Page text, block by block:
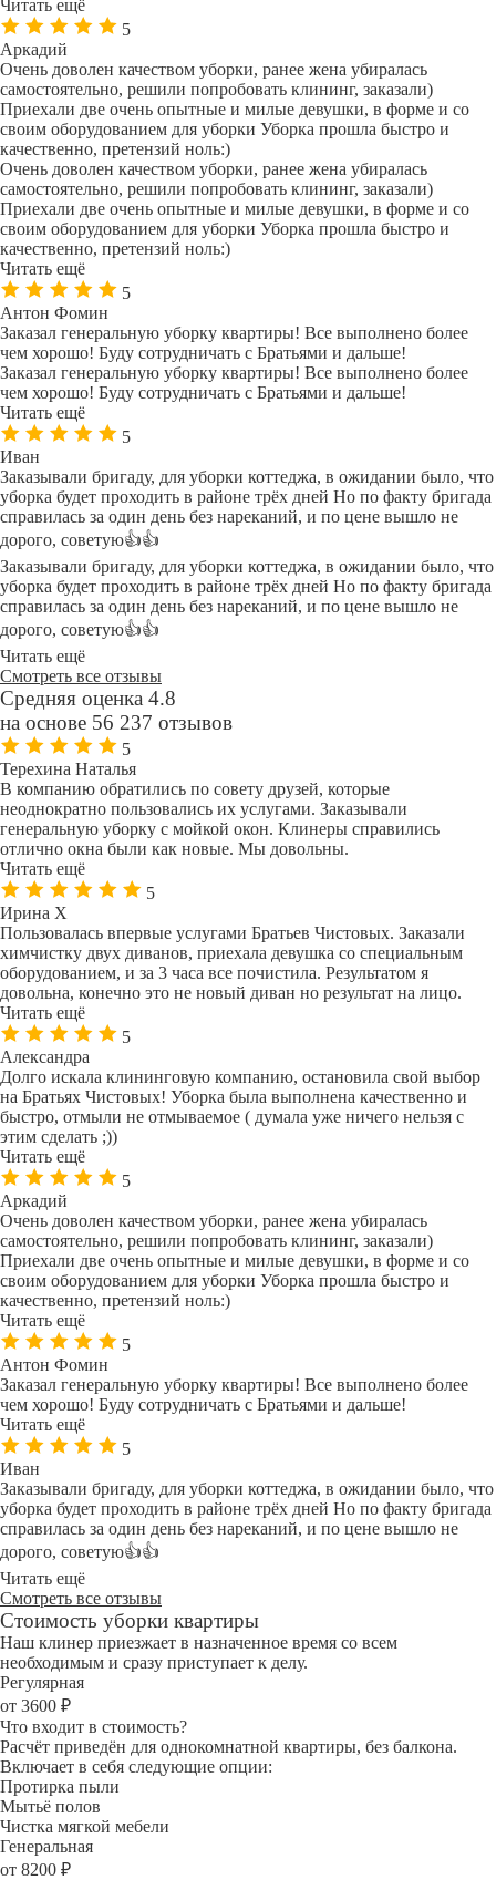
Читать ещё
5
Аркадий
Очень доволен качеством уборки, ранее жена убиралась
самостоятельно, решили попробовать клининг, заказали)
Приехали две очень опытные и милые девушки, в форме и со
своим оборудованием для уборки Уборка прошла быстро и
качественно, претензий ноль:)
Очень доволен качеством уборки, ранее жена убиралась
самостоятельно, решили попробовать клининг, заказали)
Приехали две очень опытные и милые девушки, в форме и со
своим оборудованием для уборки Уборка прошла быстро и
качественно, претензий ноль:)
Читать ещё
5
Антон Фомин
Заказал генеральную уборку квартиры! Все выполнено более
чем хорошо! Буду сотрудничать с Братьями и дальше!
Заказал генеральную уборку квартиры! Все выполнено более
чем хорошо! Буду сотрудничать с Братьями и дальше!
Читать ещё
5
Иван
Заказывали бригаду, для уборки коттеджа, в ожидании было, что
уборка будет проходить в районе трёх дней Но по факту бригада
справилась за один день без нареканий, и по цене вышло не
дорого, советую👍👍
Заказывали бригаду, для уборки коттеджа, в ожидании было, что
уборка будет проходить в районе трёх дней Но по факту бригада
справилась за один день без нареканий, и по цене вышло не
дорого, советую👍👍
Читать ещё
Смотреть все отзывы
Средняя оценка 4.8
на основе 56 237 отзывов
5
Терехина Наталья
В компанию обратились по совету друзей, которые
неоднократно пользовались их услугами. Заказывали
генеральную уборку с мойкой окон. Клинеры справились
отлично окна были как новые. Мы довольны.
Читать ещё
5
Ирина Х
Пользовалась впервые услугами Братьев Чистовых. Заказали
химчистку двух диванов, приехала девушка со специальным
оборудованием, и за 3 часа все почистила. Результатом я
довольна, конечно это не новый диван но результат на лицо.
Читать ещё
5
Александра
Долго искала клининговую компанию, остановила свой выбор
на Братьях Чистовых! Уборка была выполнена качественно и
быстро, отмыли не отмываемое ( думала уже ничего нельзя с
этим сделать ;))
Читать ещё
5
Аркадий
Очень доволен качеством уборки, ранее жена убиралась
самостоятельно, решили попробовать клининг, заказали)
Приехали две очень опытные и милые девушки, в форме и со
своим оборудованием для уборки Уборка прошла быстро и
качественно, претензий ноль:)
Читать ещё
5
Антон Фомин
Заказал генеральную уборку квартиры! Все выполнено более
чем хорошо! Буду сотрудничать с Братьями и дальше!
Читать ещё
5
Иван
Заказывали бригаду, для уборки коттеджа, в ожидании было, что
уборка будет проходить в районе трёх дней Но по факту бригада
справилась за один день без нареканий, и по цене вышло не
дорого, советую👍👍
Читать ещё
Смотреть все отзывы
Стоимость уборки квартиры
Наш клинер приезжает в назначенное время со всем
необходимым и сразу приступает к делу.
Регулярная
от 3600 ₽
Что входит в стоимость?
Расчёт приведён для однокомнатной квартиры, без балкона.
Включает в себя следующие опции:
Протирка пыли
Мытьё полов
Чистка мягкой мебели
Генеральная
от 8200 ₽